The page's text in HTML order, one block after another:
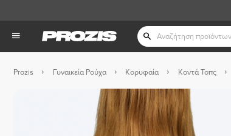
Prozis Γυναικεία Ρούχα Κορυφαία Κοντά Τοπς